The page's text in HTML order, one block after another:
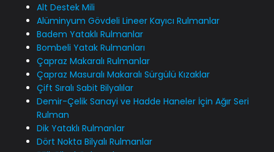
Alt Destek Mili
Alüminyum Gövdeli Lineer Kayıcı Rulmanlar
Badem Yataklı Rulmanlar
Bombeli Yatak Rulmanları
Çapraz Makaralı Rulmanlar
Çapraz Masuralı Makaralı Sürgülü Kızaklar
Çift Sıralı Sabit Bilyalılar
Demir-Çelik Sanayi ve Hadde Haneler İçin Ağır Seri
Rulman
Dik Yataklı Rulmanlar
Dört Nokta Bilyalı Rulmanlar